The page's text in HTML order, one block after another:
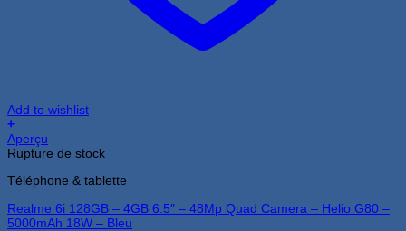
Add to wishlist
+
Aperçu
Rupture de stock
Téléphone & tablette
Realme 6i 128GB – 4GB 6.5″ – 48Mp Quad Camera – Helio G80 –
5000mAh 18W – Bleu